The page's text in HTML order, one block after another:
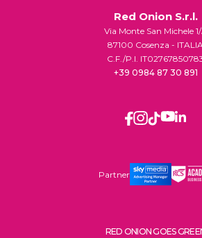
Red Onion S.r.l.
Via Monte San Michele
87100 Cosenza -
C.F./P.I.
+39 0984 87 30 891
Partner
RED ONION GOES